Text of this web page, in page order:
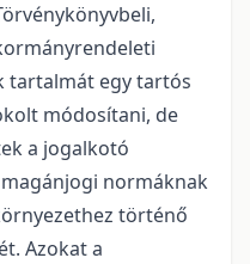
tartalmát egy tartós
módosítani, de
a jogalkotó
normáknak
történő
Azokat a